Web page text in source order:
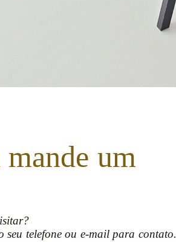
um
seu telefone ou e-mail para contato.